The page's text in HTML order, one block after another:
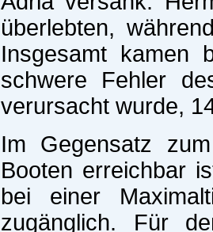
überlebten,
Insgesamt kamen
schwere Fehler
verursacht wurde,
Im Gegensatz
Booten erreichbar
bei einer
zugänglich. Für